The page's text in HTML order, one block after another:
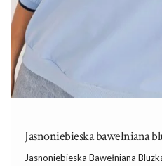
Jasnoniebieska bawełniana
Jasnoniebieska Bawełniana